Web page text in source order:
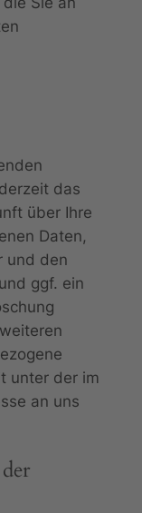
das
über Ihre
Daten,
und den
ggf. ein
unter der im
an uns